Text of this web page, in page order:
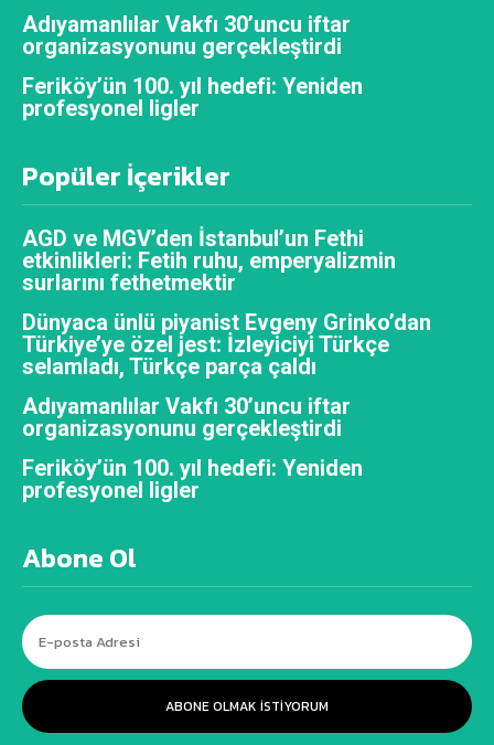
Adıyamanlılar Vakfı 30’uncu iftar
organizasyonunu gerçekleştirdi
Feriköy’ün 100. yıl hedefi: Yeniden
profesyonel ligler
Popüler İçerikler
AGD ve MGV’den İstanbul’un Fethi
etkinlikleri: Fetih ruhu, emperyalizmin
surlarını fethetmektir
Dünyaca ünlü piyanist Evgeny Grinko’dan
Türkiye’ye özel jest: İzleyiciyi Türkçe
selamladı, Türkçe parça çaldı
Adıyamanlılar Vakfı 30’uncu iftar
organizasyonunu gerçekleştirdi
Feriköy’ün 100. yıl hedefi: Yeniden
profesyonel ligler
Abone Ol
ABONE OLMAK ISTIYORUM